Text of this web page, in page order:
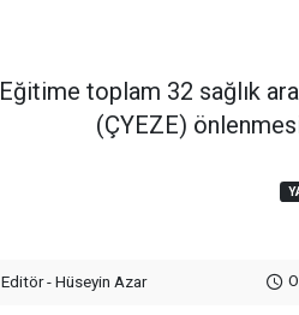
Eğitime toplam 32 sağlık
(ÇYEZE)
Editör - Hüseyin Azar